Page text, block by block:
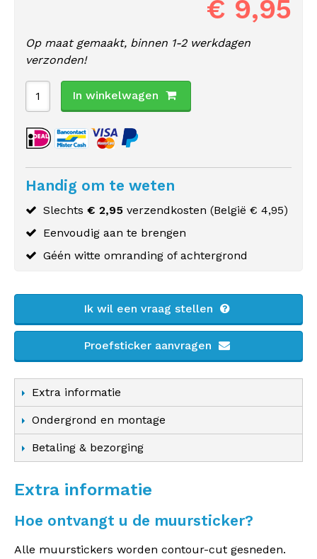
€ 9,95
Op maat gemaakt, binnen 1-2 werkdagen
verzonden!
In winkelwagen
Handig om te weten
Slechts € 2,95 verzendkosten (België € 4,95)
Eenvoudig aan te brengen
Géén witte omranding of achtergrond
Ik wil een vraag stellen
Proefsticker aanvragen
Extra informatie
Ondergrond en montage
Betaling & bezorging
Extra informatie
Hoe ontvangt u de muursticker?
Alle muurstickers worden contour-cut gesneden.